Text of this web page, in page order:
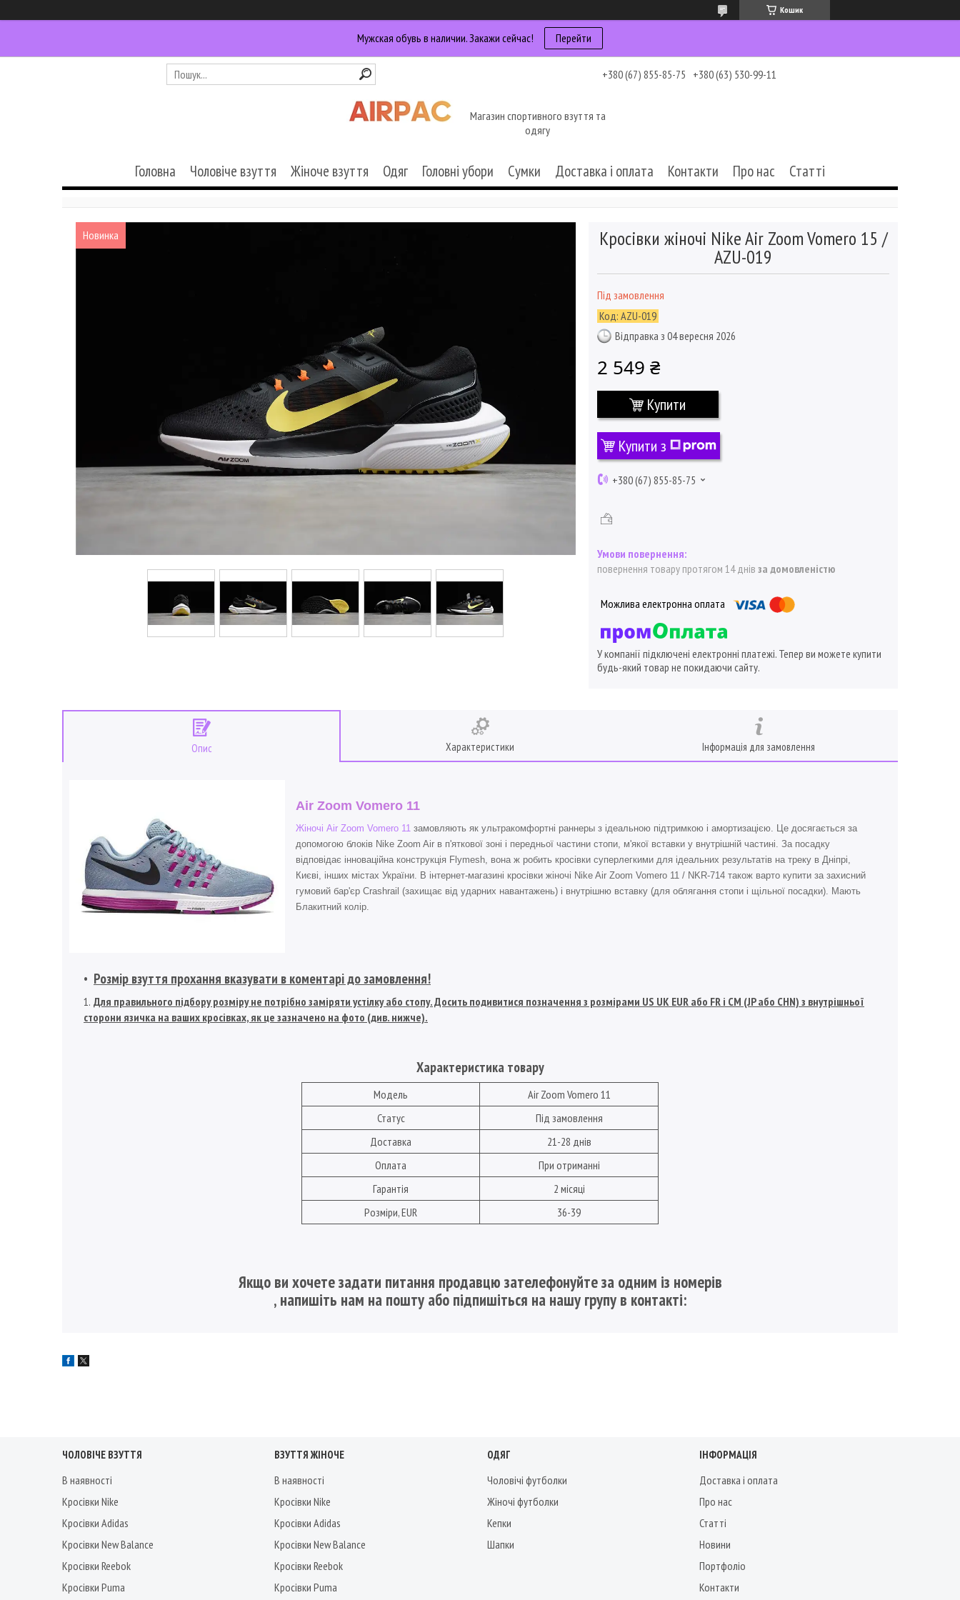
Кошик
Мужская обувь в наличии. Закажи сейчас! Перейти
+380 (67) 855-85-75 +380 (63) 530-99-11
Магазин спортивного взуття та
одягу
Головна Чоловіче взуття Жіноче взуття Одяг Головні убори Сумки Доставка і оплата Контакти Про нас Статті
Новинка Кросівки жіночі Nike Air Zoom Vomero 15 /
AZU-019
Під замовлення
Код: AZU-019
Відправка з 04 вересня 2026
2 549 ₴
Купити
Купити з
+380 (67) 855-85-75
повернення товару протягом 14 днів за домовленістю
У компанії підключені електронні платежі. Тепер ви можете купити
будь-який товар не покидаючи сайту.
Опис Характеристики Інформація для замовлення
Air Zoom Vomero 11
Жіночі Air Zoom Vomero 11 замовляють як ультракомфортні раннеры з ідеальною підтримкою і амортизацією. Це досягається за
допомогою блоків Nike Zoom Air в п'яткової зоні і передньої частини стопи, м'якої вставки у внутрішній частині. За посадку
відповідає інноваційна конструкція Flymesh, вона ж робить кросівки суперлегкими для ідеальних результатів на треку в Дніпрі,
Києві, інших містах України. В інтернет-магазині кросівки жіночі Nike Air Zoom Vomero 11 / NKR-714 також варто купити за захисний
гумовий бар'єр Crashrail (захищає від ударних навантажень) і внутрішню вставку (для облягання стопи і щільної посадки). Мають
Блакитний колір.
Розмір взуття прохання вказувати в коментарі до замовлення!
Для правильного підбору розміру не потрібно заміряти устілку або стопу. Досить подивитися позначення з розмірами US UK EUR або FR і СМ (JP або CHN) з внутрішньої
сторони язичка на ваших кросівках, як це зазначено на фото (див. нижче).
Характеристика товару
Модель
Air Zoom Vomero 11
Статус
Під замовлення
Доставка
21-28 днів
Оплата
При отриманні
Гарантія
2 місяці
Розміри, EUR
36-39
Якщо ви хочете задати питання продавцю зателефонуйте за одним із номерів
, напишіть нам на пошту або підпишіться на нашу групу в контакті:
ЧОЛОВІЧЕ ВЗУТТЯ
В наявності
Кросівки Nike
Кросівки Adidas
Кросівки New Balance
Кросівки Reebok
Кросівки Puma
ВЗУТТЯ ЖІНОЧЕ
В наявності
Кросівки Nike
Кросівки Adidas
Кросівки New Balance
Кросівки Reebok
Кросівки Puma
ОДЯГ
Чоловічі футболки
Жіночі футболки
Кепки
Шапки
ІНФОРМАЦІЯ
Доставка і оплата
Про нас
Статті
Новини
Портфоліо
Контакти